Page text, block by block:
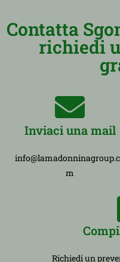
Contatta
richiedi
Inviaci una mail
m
Richiedi un